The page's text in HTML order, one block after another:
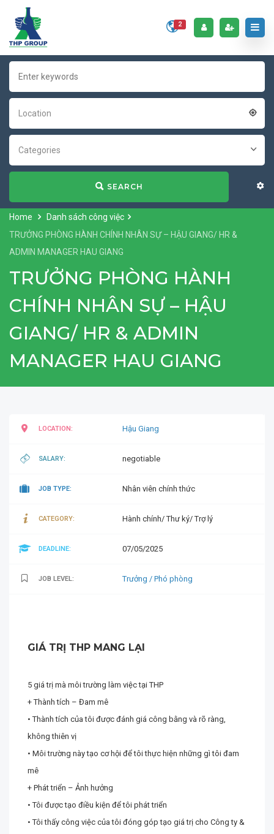
2
Location
Categories
SEARCH
Home
Danh sách công việc
TRƯỞNG PHÒNG HÀNH CHÍNH NHÂN SỰ – HẬU GIANG/ HR &
ADMIN MANAGER HAU GIANG
TRƯỞNG PHÒNG HÀNH
CHÍNH NHÂN SỰ – HẬU
GIANG/ HR & ADMIN
MANAGER HAU GIANG
LOCATION: Hậu Giang
SALARY: negotiable
JOB TYPE: Nhân viên chính thức
CATEGORY: Hành chính/ Thư ký/ Trợ lý
DEADLINE: 07/05/2025
JOB LEVEL: Trưởng / Phó phòng
GIÁ TRỊ THP MANG LẠI
5 giá trị mà môi trường làm việc tại THP
+ Thành tích – Đam mê
• Thành tích của tôi được đánh giá công bằng và rõ ràng,
không thiên vị
• Môi trường này tạo cơ hội để tôi thực hiện những gì tôi đam
mê
+ Phát triển – Ảnh hưởng
• Tôi được tạo điều kiện để tôi phát triển
• Tôi thấy công việc của tôi đóng góp tạo giá trị cho Công ty &